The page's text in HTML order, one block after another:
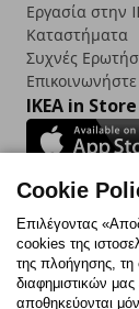
Εργασία στην
Καταστήματα
Συχνές
IKEA in
Follow us:
Facebook
Cookie
Επιλέγοντας
cookies της
της πλοήγησης, τη
διαφημιστικών
αποθηκεύονται